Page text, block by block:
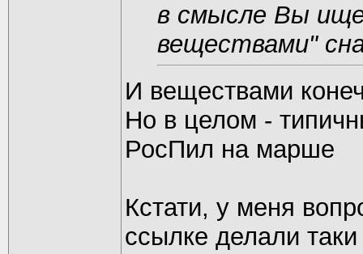
в смысле Вы
веществами"
И веществами
Но в целом -
РосПил на марше
Кстати, у меня
ссылке делали